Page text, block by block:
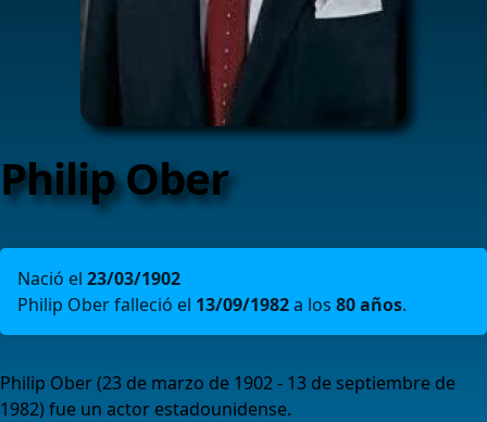
Philip Ober
Nació el 23/03/1902
Philip Ober falleció el 13/09/1982a los 80 años.
Philip Ober (23 de marzo de 1902 - 13 de septiembre de
1982) fue un actor estadounidense.